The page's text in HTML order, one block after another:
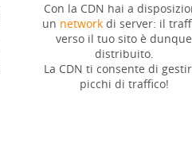
Con la CDN hai a
un networkdi server: il
verso il tuo sito è dunque
distribuito.
La CDN ti consente di
picchi di traffico!